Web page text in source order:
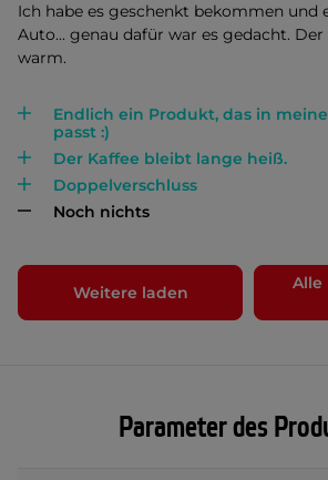
Ich habe es geschenkt bekommen und
Auto... genau dafür war es gedacht.
warm.
Endlich ein Produkt, das in
passt :)
Der Kaffee bleibt lange heiß.
Doppelverschluss
Noch nichts
Weitere laden
Alle
Parameter des